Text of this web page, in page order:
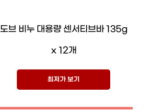
도브 비누 대용량 센서티브바 135g
x 12개
최저가 보기